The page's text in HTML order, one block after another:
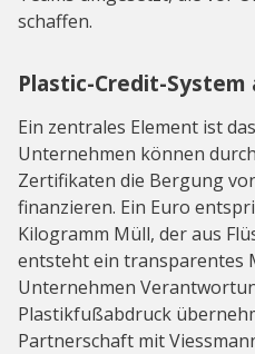
schaffen.
Plastic-Credit-
Ein zentrales Element ist
Unternehmen können
Zertifikaten die Bergung
finanzieren. Ein Euro
Kilogramm Müll, der aus
entsteht ein transparentes
Unternehmen
Plastikfußabdruck
Partnerschaft mit